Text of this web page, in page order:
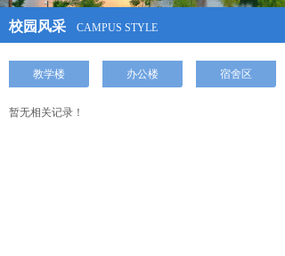
校园风采 CAMPUS STYLE
宿舍区
教学楼 办公楼
暂无相关记录！